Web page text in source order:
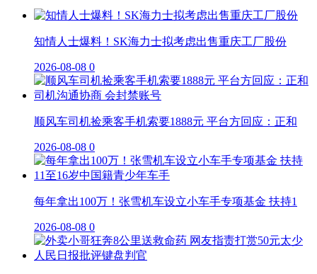
知情人士爆料！SK海力士拟考虑出售重庆工厂股份
2026-08-08 0
顺风车司机捡乘客手机索要1888元 平台方回应：正和
2026-08-08 0
每年拿出100万！张雪机车设立小车手专项基金 扶持1
2026-08-08 0